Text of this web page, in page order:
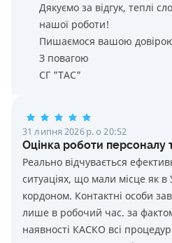
Дякуємо за відгук, теплі
нашої роботи!
Пишаємося вашою
З повагою
СГ "ТАС"
31 липня 2026 р. о 20:52
Оцінка роботи персоналу
Реально відчувається
ситуаціях, що мали місце як в
кордоном. Контактні особи
лише в робочий час. за
наявності КАСКО всі